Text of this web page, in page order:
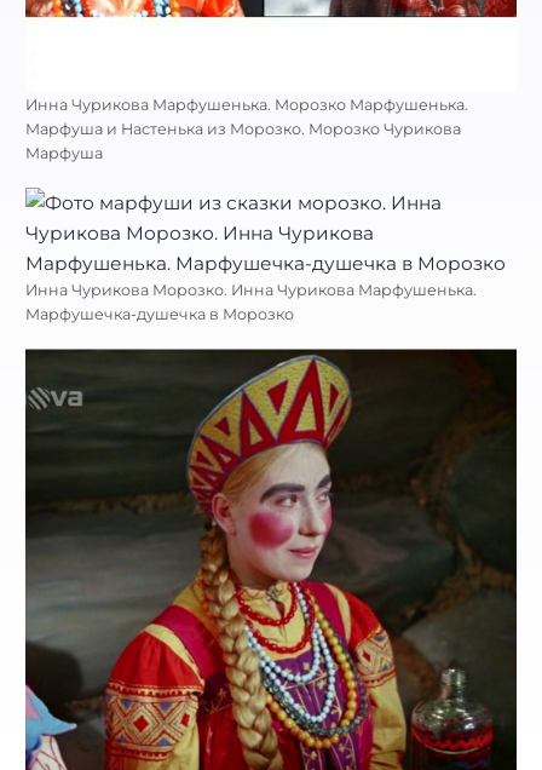
Инна Чурикова Марфушенька. Морозко Марфушенька.
Марфуша и Настенька из Морозко. Морозко Чурикова
Марфуша
Инна Чурикова Морозко. Инна Чурикова Марфушенька.
Марфушечка-душечка в Морозко